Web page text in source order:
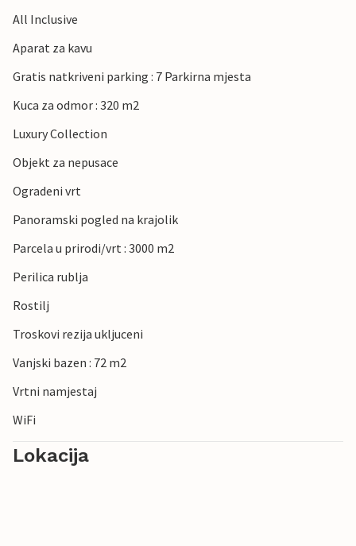
All Inclusive
Aparat za kavu
Gratis natkriveni parking : 7 Parkirna mjesta
Kuca za odmor : 320 m2
Luxury Collection
Objekt za nepusace
Ogradeni vrt
Panoramski pogled na krajolik
Parcela u prirodi/vrt : 3000 m2
Perilica rublja
Rostilj
Troskovi rezija ukljuceni
Vanjski bazen : 72 m2
Vrtni namjestaj
WiFi
Lokacija